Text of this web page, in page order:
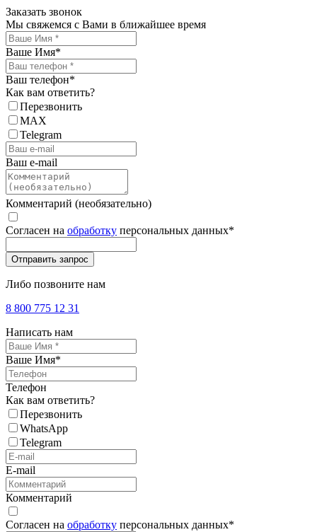
Заказать звонок
Мы свяжемся с Вами в ближайшее время
Ваше Имя*
Ваш телефон*
Как вам ответить?
Перезвонить
MAX
Telegram
Ваш e-mail
Комментарий (необязательно)
Согласен на обработку персональных данных*
Либо позвоните нам
8 800 775 12 31
Написать нам
Ваше Имя*
Телефон
Как вам ответить?
Перезвонить
WhatsApp
Telegram
E-mail
Комментарий
Согласен на обработку персональных данных*